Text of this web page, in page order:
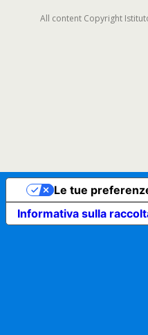
All content Copyright
Informativa sulla
Le tue